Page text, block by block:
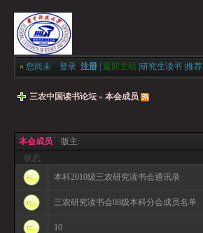
» 您尚未 登录 注册 返回主站 研究生读书 推荐
三农中国读书论坛 » 本会成员
本会成员 版主:
状态
本科2010级三农研究读书会通讯录
三农研究读书会08级本科分会成员名单
10